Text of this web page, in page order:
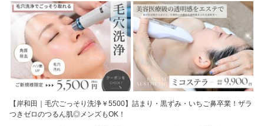
【岸和田｜毛穴ごっそり洗浄￥5500】詰まり・黒ずみ・いちご鼻卒業！ザラ
つきゼロのつるん肌◎メンズもOK！